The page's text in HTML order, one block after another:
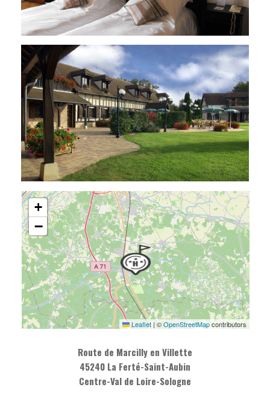
+
−
Leaflet | ©OpenStreetMapcontributors
Route de Marcilly en Villette
45240 La Ferté-Saint-Aubin
Centre-Val de Loire-Sologne